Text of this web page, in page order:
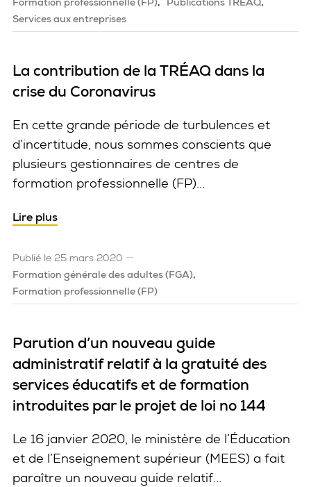
Services aux entreprises
La contribution de la TRÉAQ dans la
crise du Coronavirus
En cette grande période de turbulences et
d’incertitude, nous sommes conscients que
plusieurs gestionnaires de centres de
formation professionnelle (FP)...
Lire plus
Publié le 25 mars 2020
Formation générale des adultes (FGA)
Formation professionnelle (FP)
Parution d’un nouveau guide
administratif relatif à la gratuité des
services éducatifs et de formation
introduites par le projet de loi no 144
Le 16 janvier 2020, le ministère de l’Éducation
et de l’Enseignement supérieur (MEES) a fait
paraître un nouveau guide relatif...